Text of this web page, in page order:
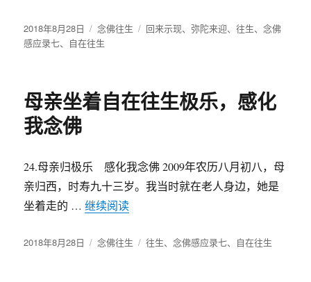
发
布
2018年8月28日
分
类
念佛往生
标
回来示现、弥陀来迎、往生、念佛
感应录七、 自在往生
母亲坐着自在往生极乐，感化
我念佛
24.母亲归极乐 感化我念佛 2009年农历八月初八，母
亲归西，时寿九十三岁。我当时就在老人身边，她是
坐着走的 …继续阅读
发
2018年8月28日
分
念佛往生
标
往生、念佛感应录七、 自在往生